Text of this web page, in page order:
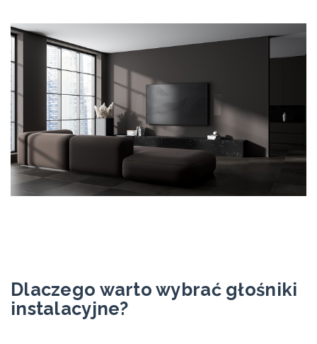
Dlaczego warto wybrać głośniki
instalacyjne?